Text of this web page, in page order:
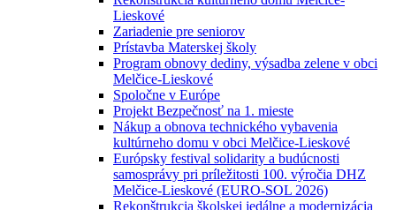
Lieskové
Zariadenie pre seniorov
Prístavba Materskej školy
Program obnovy dediny, výsadba zelene v obci
Melčice-Lieskové
Spoločne v Európe
Projekt Bezpečnosť na 1. mieste
Nákup a obnova technického vybavenia
kultúrneho domu v obci Melčice-Lieskové
Európsky festival solidarity a budúcnosti
samosprávy pri príležitosti 100. výročia DHZ
Melčice-Lieskové (EURO-SOL 2026)
Rekonštrukcia školskej jedálne a modernizácia